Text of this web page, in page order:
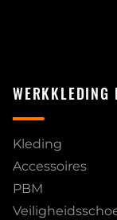
WERKKLEDING
Kleding
Accessoires
PBM